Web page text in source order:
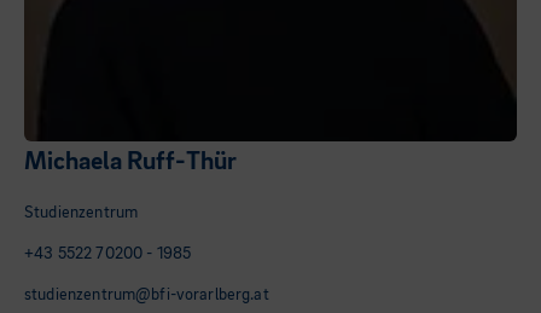
Michaela Ruff-Thür
Studienzentrum
+43 5522 70200 - 1985
studienzentrum@bfi-vorarlberg.at